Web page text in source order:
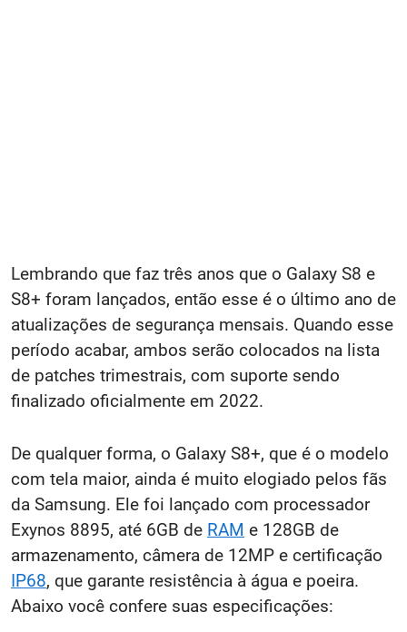
Lembrando que faz três anos que o Galaxy S8 e
S8+ foram lançados, então esse é o último ano de
atualizações de segurança mensais. Quando esse
período acabar, ambos serão colocados na lista
de patches trimestrais, com suporte sendo
finalizado oficialmente em 2022.
De qualquer forma, o Galaxy S8+, que é o modelo
com tela maior, ainda é muito elogiado pelos fãs
da Samsung. Ele foi lançado com processador
Exynos 8895, até 6GB de RAM e 128GB de
armazenamento, câmera de 12MP e certificação
IP68, que garante resistência à água e poeira.
Abaixo você confere suas especificações: